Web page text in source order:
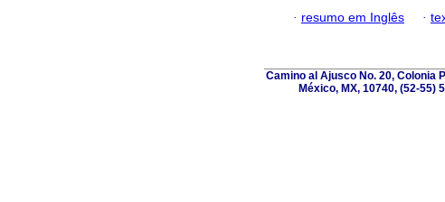
· resumo em Inglês ·
Camino al Ajusco No. 20, Colonia
México, MX, 10740, (52-55)